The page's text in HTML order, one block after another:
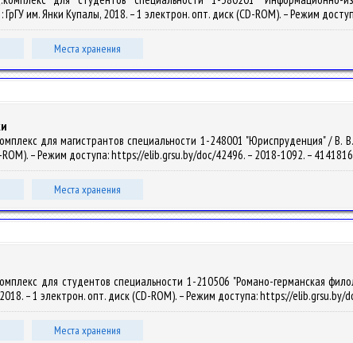
им. Янки Купалы, 2018. – 1 электрон. опт. диск (CD-ROM). – Режим
Места хранения
для магистрантов специальности 1-248001 "Юриспруденция" / В.
– Режим доступа: https://elib.grsu.by/doc/42496. – 2018-1092. –
Места хранения
для студентов специальности 1-210506 "Романо-германская
– 1 электрон. опт. диск (CD-ROM). – Режим доступа: https://
Места хранения